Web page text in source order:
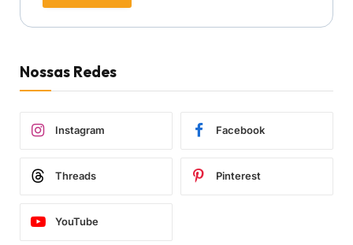
Nossas Redes
Instagram Facebook
Threads Pinterest
YouTube